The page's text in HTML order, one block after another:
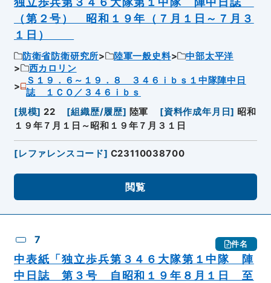
（第２号） 昭和１９年（７月１日～７月３
１日）
防衛省防衛研究所 陸軍一般史料
中部太平洋
西カロリン
Ｓ１９．６～１９．８ ３４６ｉｂｓ１中隊陣中日
誌 １ＣＯ／３４６ｉｂｓ
[規模] 22 [組織歴/履歴] 陸軍 [資料作成年月日] 昭和
１９年７月１日～昭和１９年７月３１日
[レファレンスコード] C23110038700
閲覧
7 件名
中表紙「独立歩兵第３４６大隊第１中隊 陣
中日誌 第３号 自昭和１９年８月１日 至